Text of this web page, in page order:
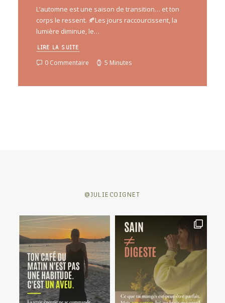
L’automne est une saison de transition… et ton
corps le ressent. 🍂Les jours raccourcissent, la
lumière diminue, le…
LIRE LA SUITE
0 Commentaire 5 Minutes
@JULIECOIGNET